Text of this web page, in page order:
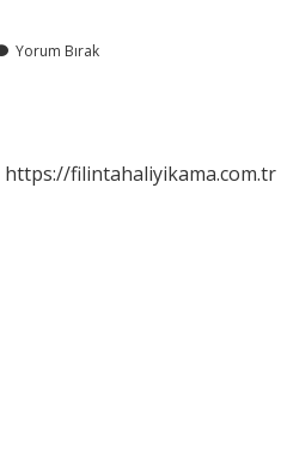
Yorum Bırak
https://filintahaliyikama.com.tr